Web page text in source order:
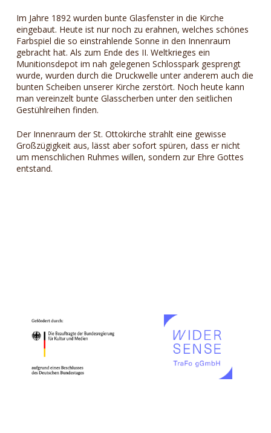
Im Jahre 1892 wurden bunte Glasfenster in die Kirche
eingebaut. Heute ist nur noch zu erahnen, welches schönes
Farbspiel die so einstrahlende Sonne in den Innenraum
gebracht hat. Als zum Ende des II. Weltkrieges ein
Munitionsdepot im nah gelegenen Schlosspark gesprengt
wurde, wurden durch die Druckwelle unter anderem auch die
bunten Scheiben unserer Kirche zerstört. Noch heute kann
man vereinzelt bunte Glasscherben unter den seitlichen
Gestühlreihen finden.
Der Innenraum der St. Ottokirche strahlt eine gewisse
Großzügigkeit aus, lässt aber sofort spüren, dass er nicht
um menschlichen Ruhmes willen, sondern zur Ehre Gottes
entstand.